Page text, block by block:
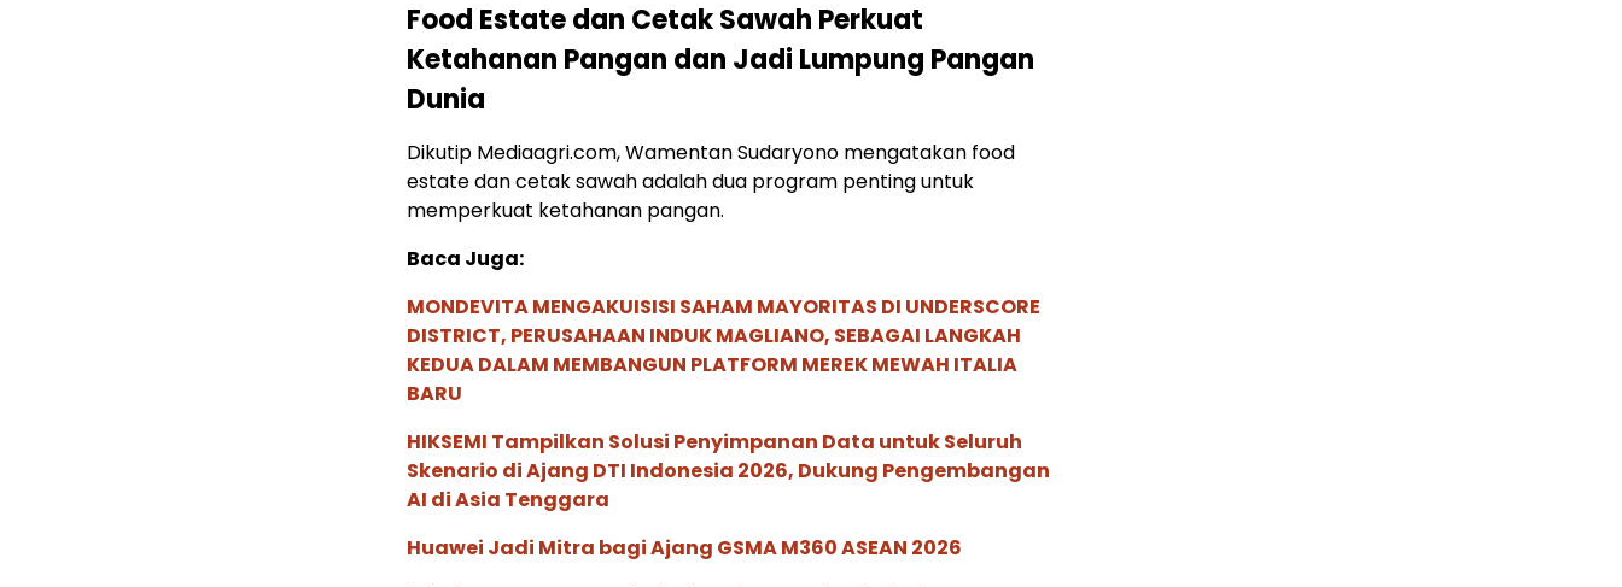
Food Estate dan Cetak Sawah Perkuat
Ketahanan Pangan dan Jadi Lumpung Pangan
Dunia
Dikutip Mediaagri.com, Wamentan Sudaryono mengatakan food
estate dan cetak sawah adalah dua program penting untuk
memperkuat ketahanan pangan.
Baca Juga:
MONDEVITA MENGAKUISISI SAHAM MAYORITAS DI UNDERSCORE
DISTRICT, PERUSAHAAN INDUK MAGLIANO, SEBAGAI LANGKAH
KEDUA DALAM MEMBANGUN PLATFORM MEREK MEWAH ITALIA
BARU
HIKSEMI Tampilkan Solusi Penyimpanan Data untuk Seluruh
Skenario di Ajang DTI Indonesia 2026, Dukung Pengembangan
AI di Asia Tenggara
Huawei Jadi Mitra bagi Ajang GSMA M360 ASEAN 2026